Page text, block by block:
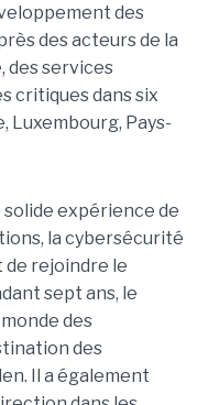
des
des acteurs de la
des services
critiques dans six
Luxembourg, Pays-
solide expérience de
la cybersécurité
de rejoindre le
sept ans, le
des
des
Il a également